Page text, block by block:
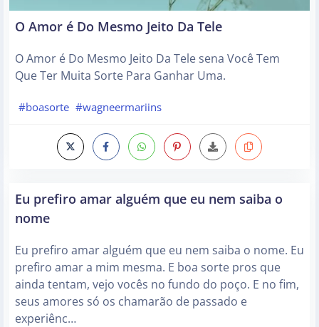
O Amor é Do Mesmo Jeito Da Tele
O Amor é Do Mesmo Jeito Da Tele sena Você Tem
Que Ter Muita Sorte Para Ganhar Uma.
#boasorte #wagneermariins
Eu prefiro amar alguém que eu nem saiba o
nome
Eu prefiro amar alguém que eu nem saiba o nome. Eu
prefiro amar a mim mesma. E boa sorte pros que
ainda tentam, vejo vocês no fundo do poço. E no fim,
seus amores só os chamarão de passado e
experiênc…